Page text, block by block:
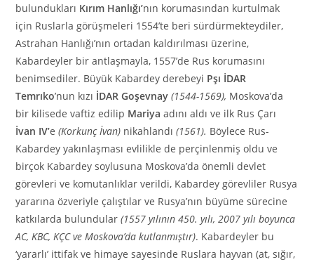
bulundukları Kırım Hanlığı’nın korumasından kurtulmak
için Ruslarla görüşmeleri 1554’te beri sürdürmekteydiler,
Astrahan Hanlığı’nın ortadan kaldırılması üzerine,
Kabardeyler bir antlaşmayla, 1557’de Rus korumasını
benimsediler. Büyük Kabardey derebeyi Pşı İDAR
Temrıko’nun kızı İDAR Goşevnay(1544-1569), Moskova’da
bir kilisede vaftiz edilip Mariya adını aldı ve ilk Rus Çarı
İvan IV’e(Korkunç İvan) nikahlandı(1561). Böylece Rus-
Kabardey yakınlaşması evlilikle de perçinlenmiş oldu ve
birçok Kabardey soylusuna Moskova’da önemli devlet
görevleri ve komutanlıklar verildi, Kabardey görevliler Rusya
yararına özveriyle çalıştılar ve Rusya’nın büyüme sürecine
katkılarda bulundular(1557 yılının 450. yılı, 2007 yılı boyunca
AC, KBC, KÇC ve Moskova’da kutlanmıştır). Kabardeyler bu
‘yararlı’ ittifak ve himaye sayesinde Ruslara hayvan (at, sığır,